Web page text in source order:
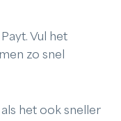
Vul het
zo snel
het ook sneller